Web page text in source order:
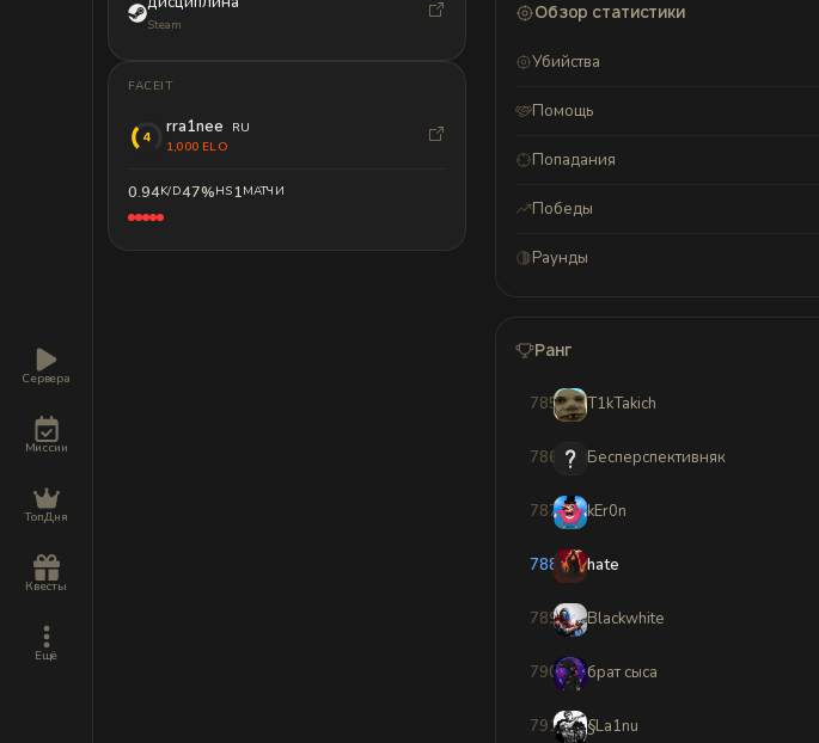
Сервера
Миссии
ТопДня
Квесты
Ещё
Steam
FACEIT
rra1nee
RU
1,000 ELO
0.94K/D47%HS1МАТЧИ
Обзор статистики
Убийства
Помощь
Попадания
Победы
Раунды
Ранг
785 T1kTakich
786 Бесперспективняк
787 kEr0n
788 hate
789 Blackwhite
790 брат сыса
791 §La1nu